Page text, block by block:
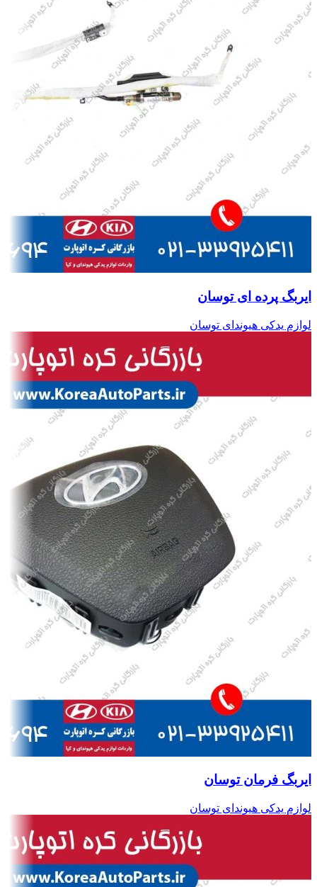
ایربگ پرده ای توسان
لوازم یدکی هیوندای توسان
ایربگ فرمان توسان
لوازم یدکی هیوندای توسان